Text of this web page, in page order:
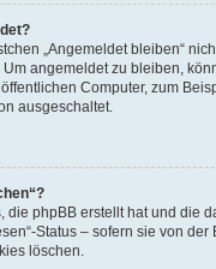
„Angemeldet bleiben“
angemeldet zu bleiben,
Computer, zum
ausgeschaltet.
die phpBB erstellt hat und
Status – sofern sie von
löschen.